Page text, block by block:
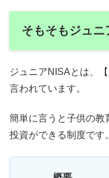
そもそもジュニ
ジュニアNISAとは、
言われています。
簡単に言うと子供の教
投資ができる制度です。